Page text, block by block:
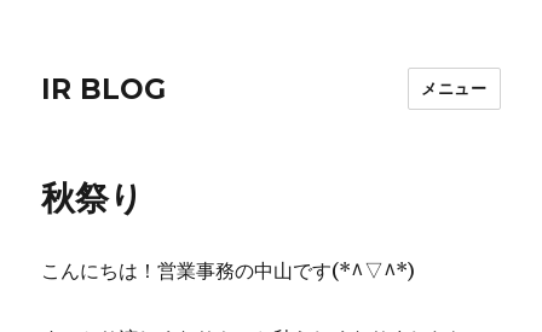
IR BLOG メニュー
秋祭り
こんにちは！営業事務の中山です(*^▽^*)